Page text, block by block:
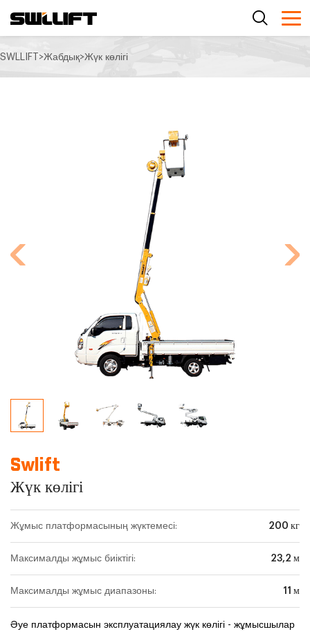
SWLLIFT>Жабдық>Жүк көлігі
Swlift
Жүк көлігі
Жұмыс платформасының жүктемесі: 200 кг
Максималды жұмыс биіктігі: 23,2 м
Максималды жұмыс диапазоны: 11 м
Әуе платформасын эксплуатациялау жүк көлігі - жұмысшылар